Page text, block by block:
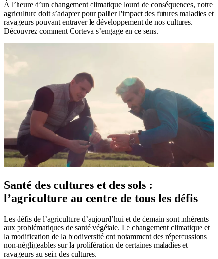
À l’heure d’un changement climatique lourd de conséquences, notre
agriculture doit s’adapter pour pallier l'impact des futures maladies et
ravageurs pouvant entraver le développement de nos cultures.
Découvrez comment Corteva s’engage en ce sens.​
Santé des cultures et des sols :
l’agriculture au centre de tous les défis​
Les défis de l’agriculture d’aujourd’hui et de demain sont inhérents
aux problématiques de santé végétale. Le changement climatique et
la modification de la biodiversité ont notamment des répercussions
non-négligeables sur la prolifération de certaines maladies et
ravageurs au sein des cultures.